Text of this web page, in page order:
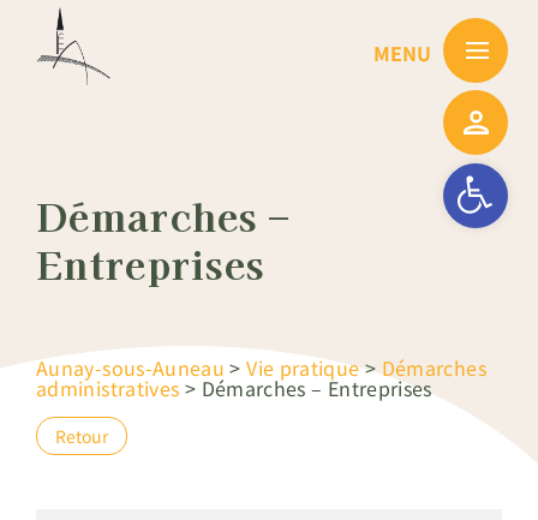
Ouvrir la
Démarches –
Entreprises
Aunay-sous-Auneau >Vie pratique>Démarches
administratives > Démarches – Entreprises
Retour